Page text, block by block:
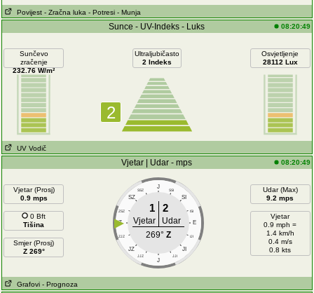
Povijest - Zračna luka - Potresi - Munja
Sunce - UV-Indeks - Luks 08:20:49
Sunčevo
zračenje
232.76 W/m²
Ultraljubičasto
2 Indeks
2
Osvjetljenje
28112 Lux
UV Vodič
Vjetar | Udar - mps 08:20:49
Vjetar (Prosj)
0.9 mps
0 Bft
Tišina
Smjer (Prosj)
Z 269°
J
SSZ SSI
SZ SI
ZSZ ISI
Z E
ZJZ IJI
JZ JI
JJZ JJI
J
1 2
Vjetar
Udar
269° Z
Udar (Max)
9.2 mps
Vjetar
0.9 mph =
1.4 km/h
0.4 m/s
0.8 kts
Grafovi - Prognoza